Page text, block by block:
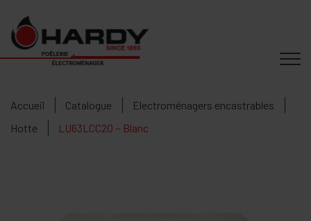
Accueil Catalogue
Electroménagers encastrables
Hotte
LU63LCC20 ~ Blanc